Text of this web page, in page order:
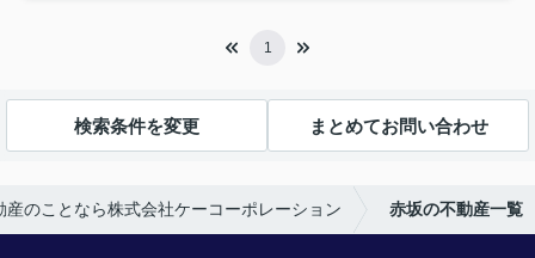
1
検索条件を変更 まとめてお問い合わせ
産のことなら株式会社ケーコーポレーション 赤坂の不動産一覧